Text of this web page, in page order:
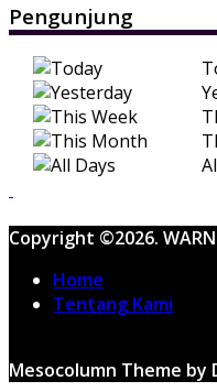
Pengunjung
Copyright ©2026.
Home
Tentang Kami
Mesocolumn Theme by